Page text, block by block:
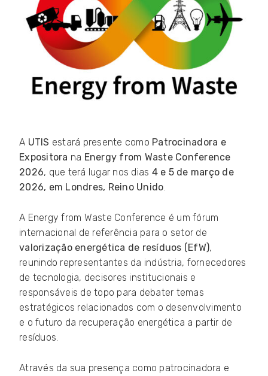
A UTIS estará presente como Patrocinadora e
Expositora na Energy from Waste Conference
2026, que terá lugar nos dias 4 e 5 de março de
2026, em Londres, Reino Unido.
A Energy from Waste Conference é um fórum
internacional de referência para o setor de
valorização energética de resíduos (EfW),
reunindo representantes da indústria, fornecedores
de tecnologia, decisores institucionais e
responsáveis de topo para debater temas
estratégicos relacionados com o desenvolvimento
e o futuro da recuperação energética a partir de
resíduos.
Através da sua presença como patrocinadora e